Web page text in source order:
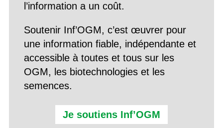
l’information a un coût.
Soutenir Inf’OGM, c’est œuvrer pour
une information fiable, indépendante et
accessible à toutes et tous sur les
OGM, les biotechnologies et les
semences.
Je soutiens Inf’OGM